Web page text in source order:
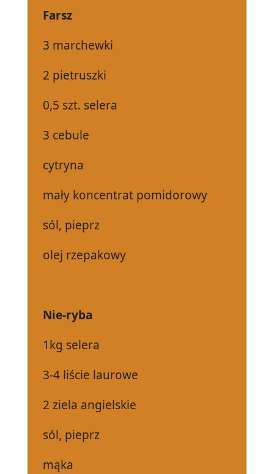
Farsz
3 marchewki
2 pietruszki
0,5 szt. selera
3 cebule
cytryna
mały koncentrat pomidorowy
sól, pieprz
olej rzepakowy
Nie-ryba
1kg selera
3-4 liście laurowe
2 ziela angielskie
sól, pieprz
mąka